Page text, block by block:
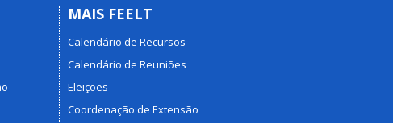
MAIS FEELT
Calendário de Recursos
Calendário de Reuniões
Eleições
Coordenação de Extensão